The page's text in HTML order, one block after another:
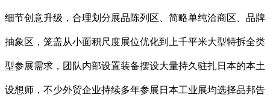
细节创意升级，合理划分展品陈列区、简略单纯洽商区、品牌
抽象区，笼盖从小面积尺度展位优化到上千平米大型特拆全类
型参展需求，团队内部设置装备摆设大量持久驻扎日本的本土
设想师，不少外贸企业持续多年参展日本工业展均选择品邦告